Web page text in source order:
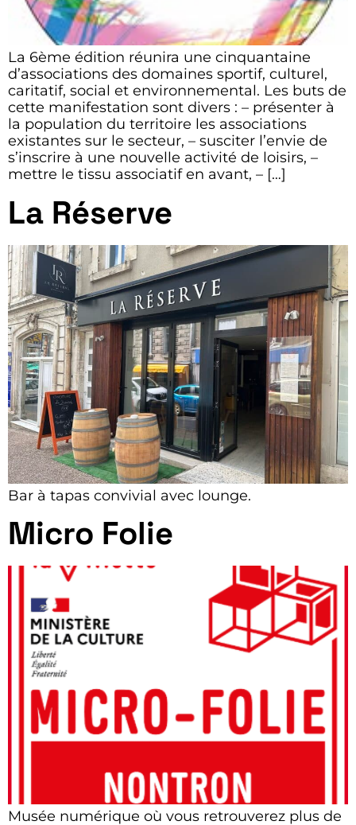
La 6ème édition réunira une cinquantaine
d’associations des domaines sportif, culturel,
caritatif, social et environnemental. Les buts de
cette manifestation sont divers : – présenter à
la population du territoire les associations
existantes sur le secteur, – susciter l’envie de
s’inscrire à une nouvelle activité de loisirs, –
mettre le tissu associatif en avant, – […]
La Réserve
Bar à tapas convivial avec lounge.
Micro Folie
Musée numérique où vous retrouverez plus de